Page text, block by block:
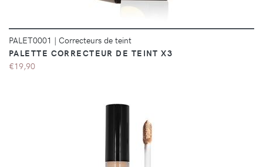
PALET0001 | Correcteurs de teint
PALETTE CORRECTEUR DE TEINT X3
€19,90